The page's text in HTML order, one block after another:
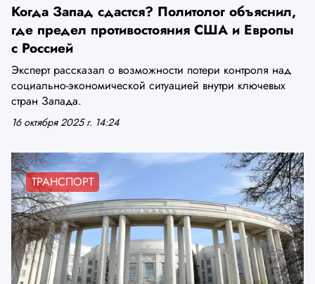
Когда Запад сдастся? Политолог объяснил,
где предел противостояния США и Европы
с Россией
Эксперт рассказал о возможности потери контроля над
социально-экономической ситуацией внутри ключевых
стран Запада.
16 октября 2025 г. 14:24
ТРАНСПОРТ